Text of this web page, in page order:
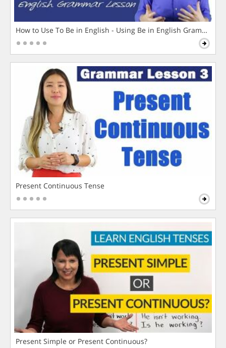
How to Use To Be in English - Using Be in English Grammar
Present Continuous Tense
Present Simple or Present Continuous?